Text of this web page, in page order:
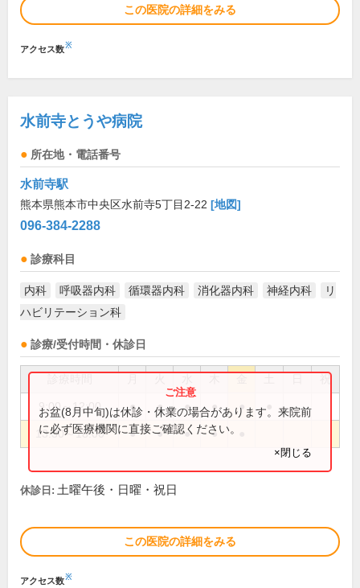
この医院の詳細をみる
アクセス数※
水前寺とうや病院
所在地・電話番号
水前寺駅
熊本県熊本市中央区水前寺5丁目2-22 [地図]
096-384-2288
診療科目
内科 呼吸器内科 循環器内科 消化器内科 神経内科
リ
ハビリテーション科
診療/受付時間・休診日
祝
9:00～12:00 ● ● ● ● ●
13:30～18:00 ● ● ● ●
お盆(8月中旬)は休診・休業の場合があります。来院前
に必ず医療機関に直接ご確認ください。
×閉じる
休診日: 土曜午後・日曜・祝日
この医院の詳細をみる
アクセス数※